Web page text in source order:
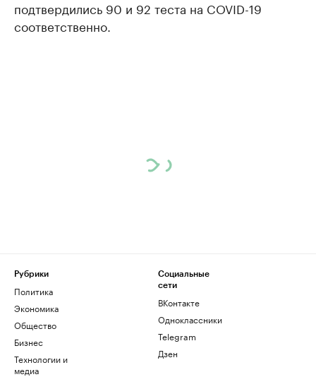
подтвердились 90 и 92 теста на COVID-19
соответственно.
Рубрики
Политика
Экономика
Общество
Бизнес
Технологии и
медиа
Социальные
сети
ВКонтакте
Одноклассники
Telegram
Дзен